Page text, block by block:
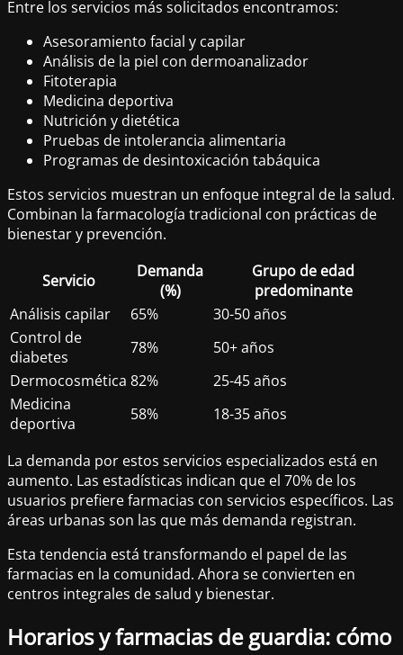
Entre los servicios más solicitados encontramos:
Asesoramiento facial y capilar
Análisis de la piel con dermoanalizador
Fitoterapia
Medicina deportiva
Nutrición y dietética
Pruebas de intolerancia alimentaria
Programas de desintoxicación tabáquica
Estos servicios muestran un enfoque integral de la salud.
Combinan la farmacología tradicional con prácticas de
bienestar y prevención.
Servicio
Demanda
(%)
Grupo de edad
predominante
Análisis capilar
65%
30-50 años
Control de
diabetes
78%
50+ años
Dermocosmética 82%
25-45 años
Medicina
deportiva
58% 18-35 años
La demanda por estos servicios especializados está en
aumento. Las estadísticas indican que el 70% de los
usuarios prefiere farmacias con servicios específicos. Las
áreas urbanas son las que más demanda registran.
Esta tendencia está transformando el papel de las
farmacias en la comunidad. Ahora se convierten en
centros integrales de salud y bienestar.
Horarios y farmacias de guardia: cómo